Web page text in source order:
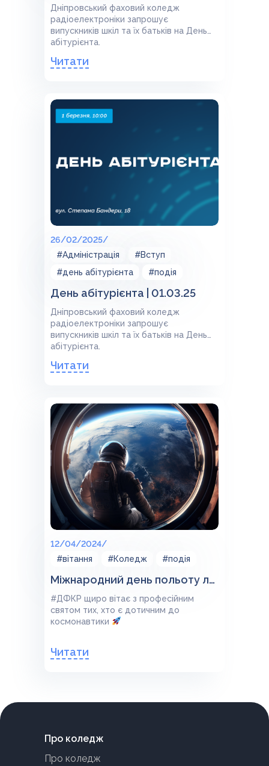
Дніпровський фаховий коледж
радіоелектроніки запрошує
випускників шкіл та їх батьків на День
абітурієнта.
Читати
26/02/2025/
#Адміністрація
#Вступ
#день абітурієнта
#подія
День абітурієнта | 01.03.25
Дніпровський фаховий коледж
радіоелектроніки запрошує
випускників шкіл та їх батьків на День
абітурієнта. ⠀
Читати
12/04/2024/
#вітання
#Коледж #подія
Міжнародний день польоту людини в космос
#ДФКР щиро вітає з професійним
святом тих, хто є дотичним до
космонавтики
Читати
Про коледж
Про коледж